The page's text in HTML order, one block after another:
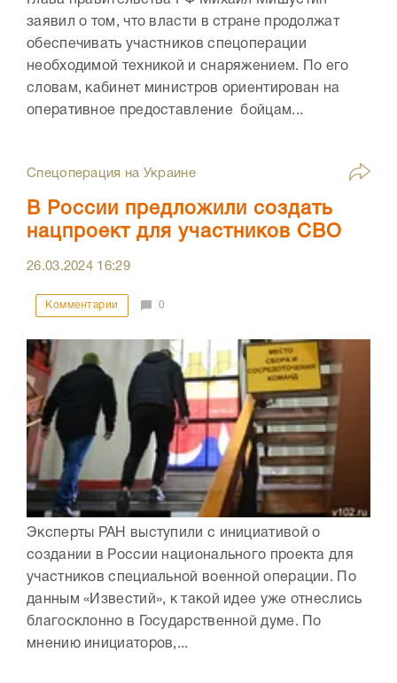
заявил о том, что власти в стране продолжат
обеспечивать участников спецоперации
необходимой техникой и снаряжением. По его
словам, кабинет министров ориентирован на
оперативное предоставление бойцам...
Спецоперация на Украине
В России предложили создать
нацпроект для участников СВО
26.03.2024 16:29
Комментарии 0
Эксперты РАН выступили с инициативой о
создании в России национального проекта для
участников специальной военной операции. По
данным «Известий», к такой идее уже отнеслись
благосклонно в Государственной думе. По
мнению инициаторов,...